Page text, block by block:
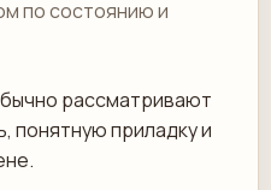
по состоянию и
рассматривают
понятную приладку и